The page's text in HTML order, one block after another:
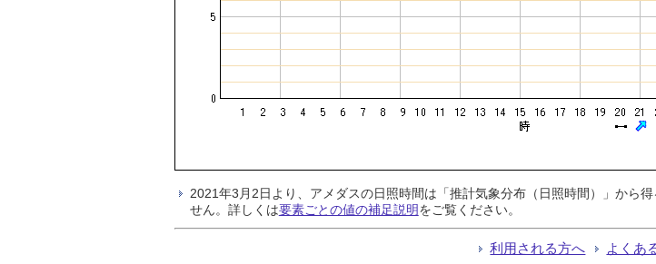
2021年3月2日より、アメダスの日照時間は「推計気象分布（日照時間）」から
せん。詳しくは要素ごとの値の補足説明をご覧ください。
利用される方へ よくあ